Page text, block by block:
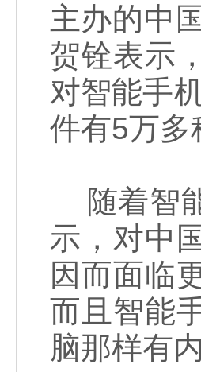
主办的中
贺铨表示
对智能手
件有5万多
随着智
示，对中
因而面临
而且智能
脑那样有